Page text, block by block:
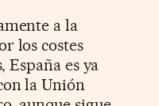
a la
los costes
es ya
la Unión